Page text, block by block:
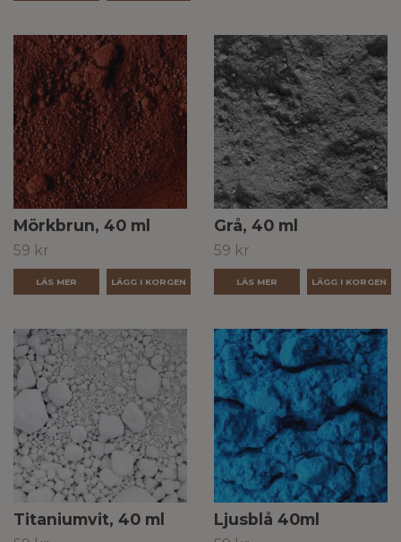
Mörkbrun, 40 ml
59 kr
LÄS MER
Grå, 40 ml
59 kr
LÄS MER
Titaniumvit, 40 ml Ljusblå 40ml